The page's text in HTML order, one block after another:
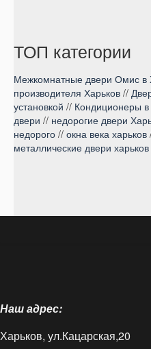
ТОП категории
Межкомнатные двери Омис в
производителя Харьков //
установкой // Кондиционеры в
двери // недорогие двери
недорого // окна века харьков
металлические двери харьков
Доставка и оплата
Блог
Наш адрес:
Харьков, ул.Кацарская,20